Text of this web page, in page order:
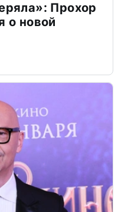
Прохор
о новой